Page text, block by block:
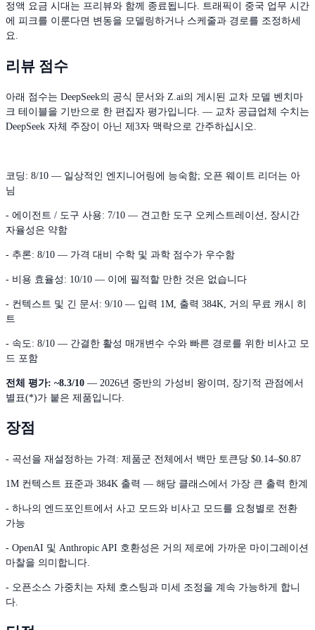
정액 요금 시대는 프리뷰와 함께 종료됩니다. 트래픽이 중국 업무 시간
에 피크를 이룬다면 변동을 모델링하거나 스케줄과 경로를 조정하세
요.
리뷰 점수
아래 점수는 DeepSeek의 공식 문서와 Z.ai의 게시된 교차 모델 벤치마
크 테이블을 기반으로 한 편집자 평가입니다. — 교차 공급업체 수치는
DeepSeek 자체 주장이 아닌 제3자 맥락으로 간주하십시오.
코딩: 8/10 — 일상적인 엔지니어링에 능숙함; 오픈 웨이트 리더는 아
님
- 에이전트 / 도구 사용: 7/10 — 견고한 도구 오케스트레이션, 장시간
자율성은 약함
- 추론: 8/10 — 가격 대비 수학 및 과학 점수가 우수함
- 비용 효율성: 10/10 — 이에 필적할 만한 것은 없습니다
- 컨텍스트 및 긴 문서: 9/10 — 입력 1M, 출력 384K, 거의 무료 캐시 히
트
- 속도: 8/10 — 간결한 활성 매개변수 수와 빠른 경로를 위한 비사고 모
드 포함
전체 평가: ~8.3/10 — 2026년 중반의 가성비 왕이며, 장기적 관점에서
별표(*)가 붙은 제품입니다.
장점
- 곡선을 재설정하는 가격: 제품군 전체에서 백만 토큰당 $0.14–$0.87
1M 컨텍스트 표준과 384K 출력 — 해당 클래스에서 가장 큰 출력 한계
- 하나의 엔드포인트에서 사고 모드와 비사고 모드를 요청별로 전환
가능
- OpenAI 및 Anthropic API 호환성은 거의 제로에 가까운 마이그레이션
마찰을 의미합니다.
- 오픈소스 가중치는 자체 호스팅과 미세 조정을 계속 가능하게 합니
다.